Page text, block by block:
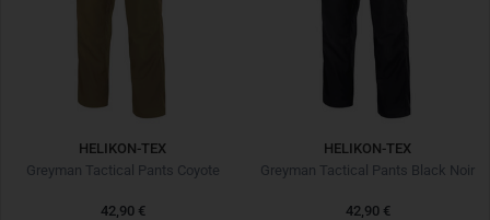
HELIKON-TEX
Greyman Tactical Pants Coyote
42,90 €
HELIKON-TEX
Greyman Tactical Pants Black Noir
42,90 €